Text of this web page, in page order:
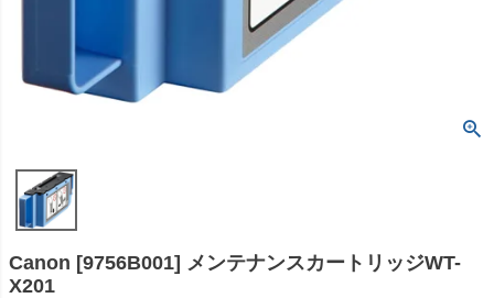
Canon [9756B001] メンテナンスカートリッジWT-
X201